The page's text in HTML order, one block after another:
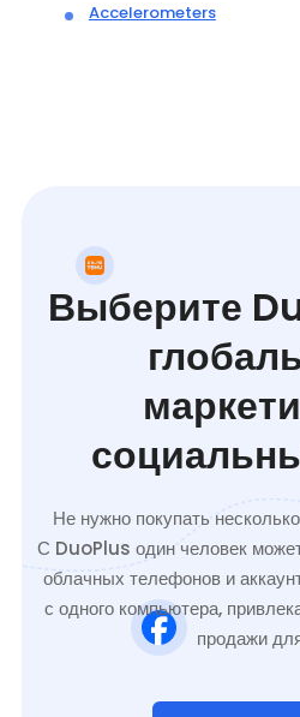
Accelerometers
Выберите
Не нужно покупать
С DuoPlus один человек
облачных телефонов и
с одного компьютера,
продажи